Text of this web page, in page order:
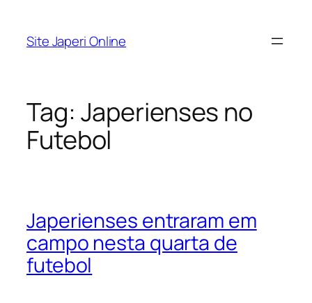
Site Japeri Online
Tag: Japerienses no
Futebol
Japerienses entraram em
campo nesta quarta de
futebol